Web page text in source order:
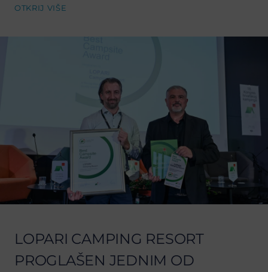
OTKRIJ VIŠE
LOPARI CAMPING RESORT
PROGLAŠEN JEDNIM OD